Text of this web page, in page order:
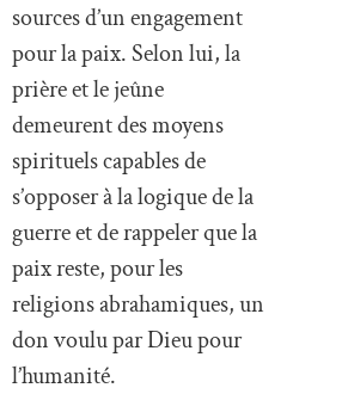
sources d’un engagement
pour la paix. Selon lui, la
prière et le jeûne
demeurent des moyens
spirituels capables de
s’opposer à la logique de la
guerre et de rappeler que la
paix reste, pour les
religions abrahamiques, un
don voulu par Dieu pour
l’humanité.